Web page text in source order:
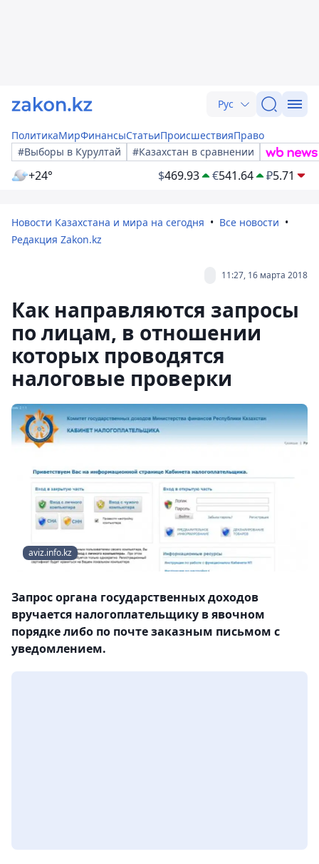
Рус
ПолитикаМирФинансыСтатьиПроисшествияПраво
#Выборы в Курултай
#Казахстан в сравнении
+24° $469.93 €541.64 ₽5.71
Новости Казахстана и мира на сегодня
Все новости
Редакция Zakon.kz
11:27, 16 марта 2018
Как направляются запросы
по лицам, в отношении
которых проводятся
налоговые проверки
aviz.info.kz
Запрос органа государственных доходов
вручается налогоплательщику в явочном
порядке либо по почте заказным письмом с
уведомлением.